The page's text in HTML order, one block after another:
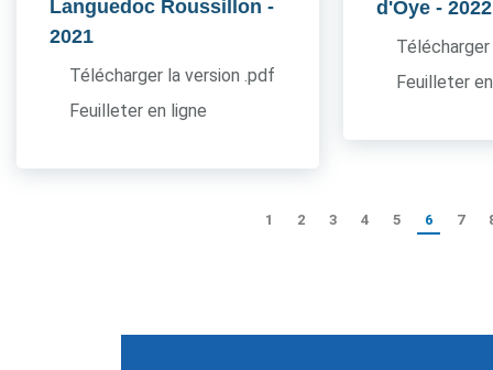
Languedoc Roussillon -
2021
Télécharger la version .pdf
Feuilleter en ligne
d'Oye - 2022
Feuilleter
1 2 3 4 5 6 7